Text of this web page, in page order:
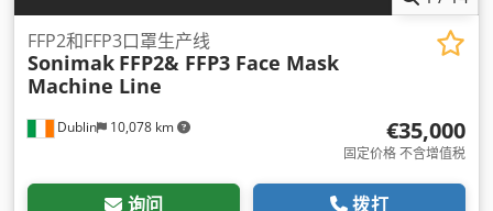
Dublin 10,078 km
FFP2和FFP3口罩生产线
Sonimak FFP2& FFP3 Face Mask
Machine Line
€35,000
固定价格 不含增值税
询问 拨打